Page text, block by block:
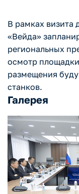
В рамках визита
«Вейда»
региональных
осмотр
размещения
станков.
Галерея